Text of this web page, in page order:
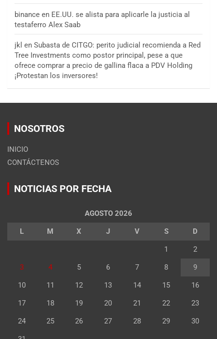
binance en EE.UU. se alista para aplicarle la justicia al
testaferro Alex Saab
jkl en Subasta de CITGO: perito judicial recomienda a Red
Tree Investments como postor principal, pese a que
ofrece comprar a precio de gallina flaca a PDV Holding
¡Protestan los inversores!
NOSOTROS
INICIO
CONTÁCTENOS
NOTICIAS POR FECHA
AGOSTO 2026
L M X J V S D
1 2
3 4 5 6 7 8 9
10 11 12 13 14 15 16
17 18 19 20 21 22 23
24 25 26 27 28 29 30